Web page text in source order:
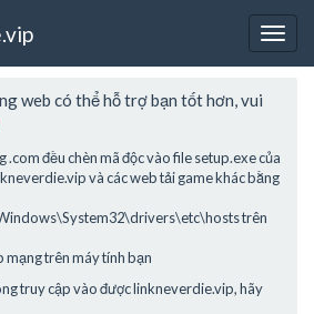
web có thể hỗ trợ bạn tốt hơn, vui
.com đều chèn mã độc vào file setup.exe của
và các web tải game khác bằng
trên
mạng trên máy tính bạn
truy cập vào được linkneverdie.vip, hãy